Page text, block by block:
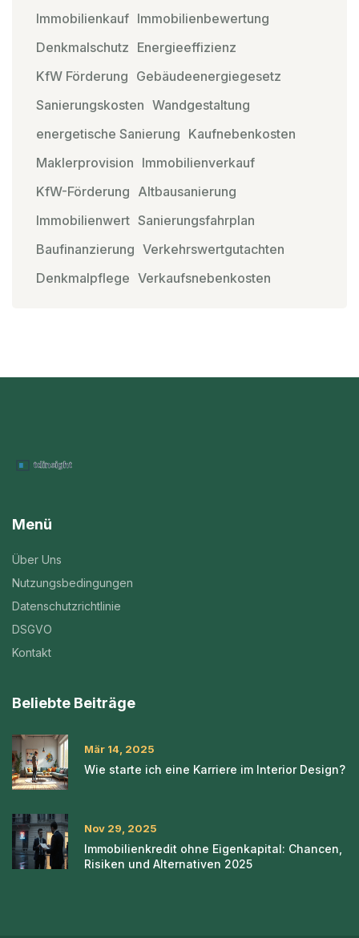
Immobilienkauf Immobilienbewertung
Denkmalschutz Energieeffizienz
KfW Förderung Gebäudeenergiegesetz
Sanierungskosten Wandgestaltung
energetische Sanierung Kaufnebenkosten
Maklerprovision Immobilienverkauf
KfW-Förderung Altbausanierung
Immobilienwert Sanierungsfahrplan
Baufinanzierung Verkehrswertgutachten
Denkmalpflege Verkaufsnebenkosten
Menü
Über Uns
Nutzungsbedingungen
Datenschutzrichtlinie
DSGVO
Kontakt
Beliebte Beiträge
Mär 14, 2025
Wie starte ich eine Karriere im Interior Design?
Nov 29, 2025
Immobilienkredit ohne Eigenkapital: Chancen,
Risiken und Alternativen 2025